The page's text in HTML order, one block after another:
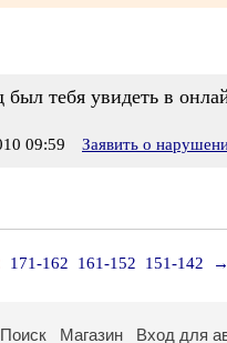
тебя увидеть в
09:59 Заявить о
171-162 161-152 151-142 →
Поиск Магазин Вход для